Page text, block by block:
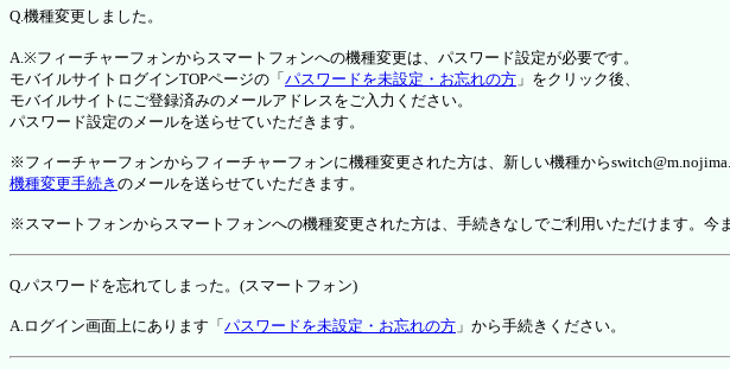
Q.機種変更しました。
A.※フィーチャーフォンからスマートフォンへの機種変更は、パスワード設定が必要です。
モバイルサイトログインTOPページの「 パスワードを未設定・お忘れの方 」をクリック後、
モバイルサイトにご登録済みのメールアドレスをご入力ください。
パスワード設定のメールを送らせていただきます。
※フィーチャーフォンからフィーチャーフォンに機種変更された方は、新しい機種から
機種変更手続き のメールを送らせていただきます。
※スマートフォンからスマートフォンへの機種変更された方は、手続きなしでご利用いただけます。今
Q.パスワードを忘れてしまった。(スマートフォン)
A.ログイン画面上にあります「 パスワードを未設定・お忘れの方 」から手続きください。